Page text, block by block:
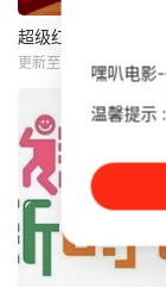
元老团队成员再度
携手合作，保留节
目原创性的同时加
入新颖变化，希望
超级红人榜
蔡昌宪
《超级红人榜》是
三立电视的歌唱选
秀节目，由于美人
与蔡昌宪、许志豪
联合主持，怡佳娱
乐制作，制作人为
张玉川、谢孟芬，
超级红人榜
更新至20260809期
嘿叭电影
温馨提示